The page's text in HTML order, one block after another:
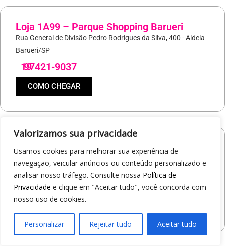
Valorizamos sua privacidade
Usamos cookies para melhorar sua experiência de
navegação, veicular anúncios ou conteúdo personalizado e
analisar nosso tráfego. Consulte nossa Política de
Privacidade e clique em "Aceitar tudo", você concorda com
nosso uso de cookies.
Personalizar Rejeitar tudo Aceitar tudo
Loja 1A99 – Parque Shopping Barueri
Rua General de Divisão Pedro Rodrigues da Silva, 400 - Aldeia
Barueri/SP
19
97421-9037
COMO CHEGAR
Loja 1A99 – North Shopping Barretos
Via Conselheiro Antonio Prado, 1400 - Pedro Cavaline
Barretos/SP
19
97407-5840